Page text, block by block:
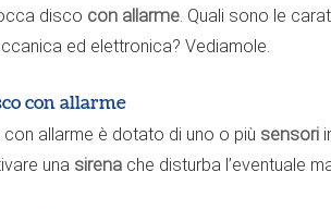
disco con allarme. Quali sono le
ed elettronica? Vediamole.
con allarme
allarme è dotato di uno o più sensori
una sirena che disturba l’eventuale